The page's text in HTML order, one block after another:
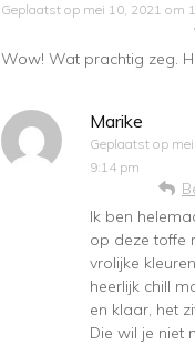
Geplaatst op mei 10, 2021 om
Wow! Wat prachtig zeg.
Marike
Geplaatst op
9:14 pm
Ik ben
op deze toffe
vrolijke
heerlijk chill
en klaar, het
Die wil je niet